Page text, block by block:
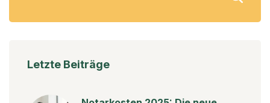
Letzte Beiträge